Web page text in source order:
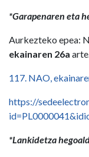
*Garapenaren eta
Aurkezteko epea:
ekainaren 26a
117. NAO,
https://
*Lankidetza